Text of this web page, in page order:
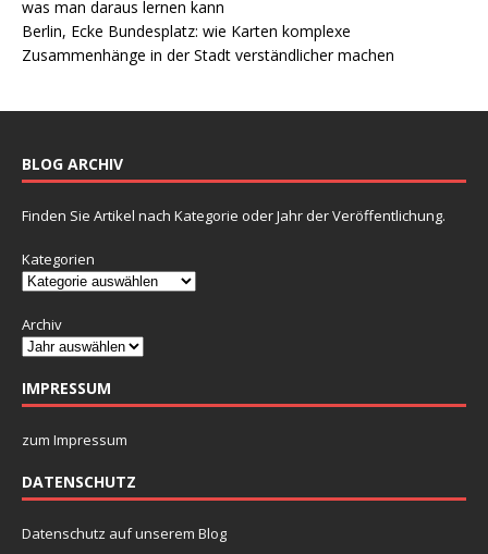
was man daraus lernen kann
Berlin, Ecke Bundesplatz: wie Karten komplexe
Zusammenhänge in der Stadt verständlicher machen
BLOG ARCHIV
Finden Sie Artikel nach Kategorie oder Jahr der Veröffentlichung.
Kategorien
Archiv
IMPRESSUM
zum Impressum
DATENSCHUTZ
Datenschutz auf unserem Blog